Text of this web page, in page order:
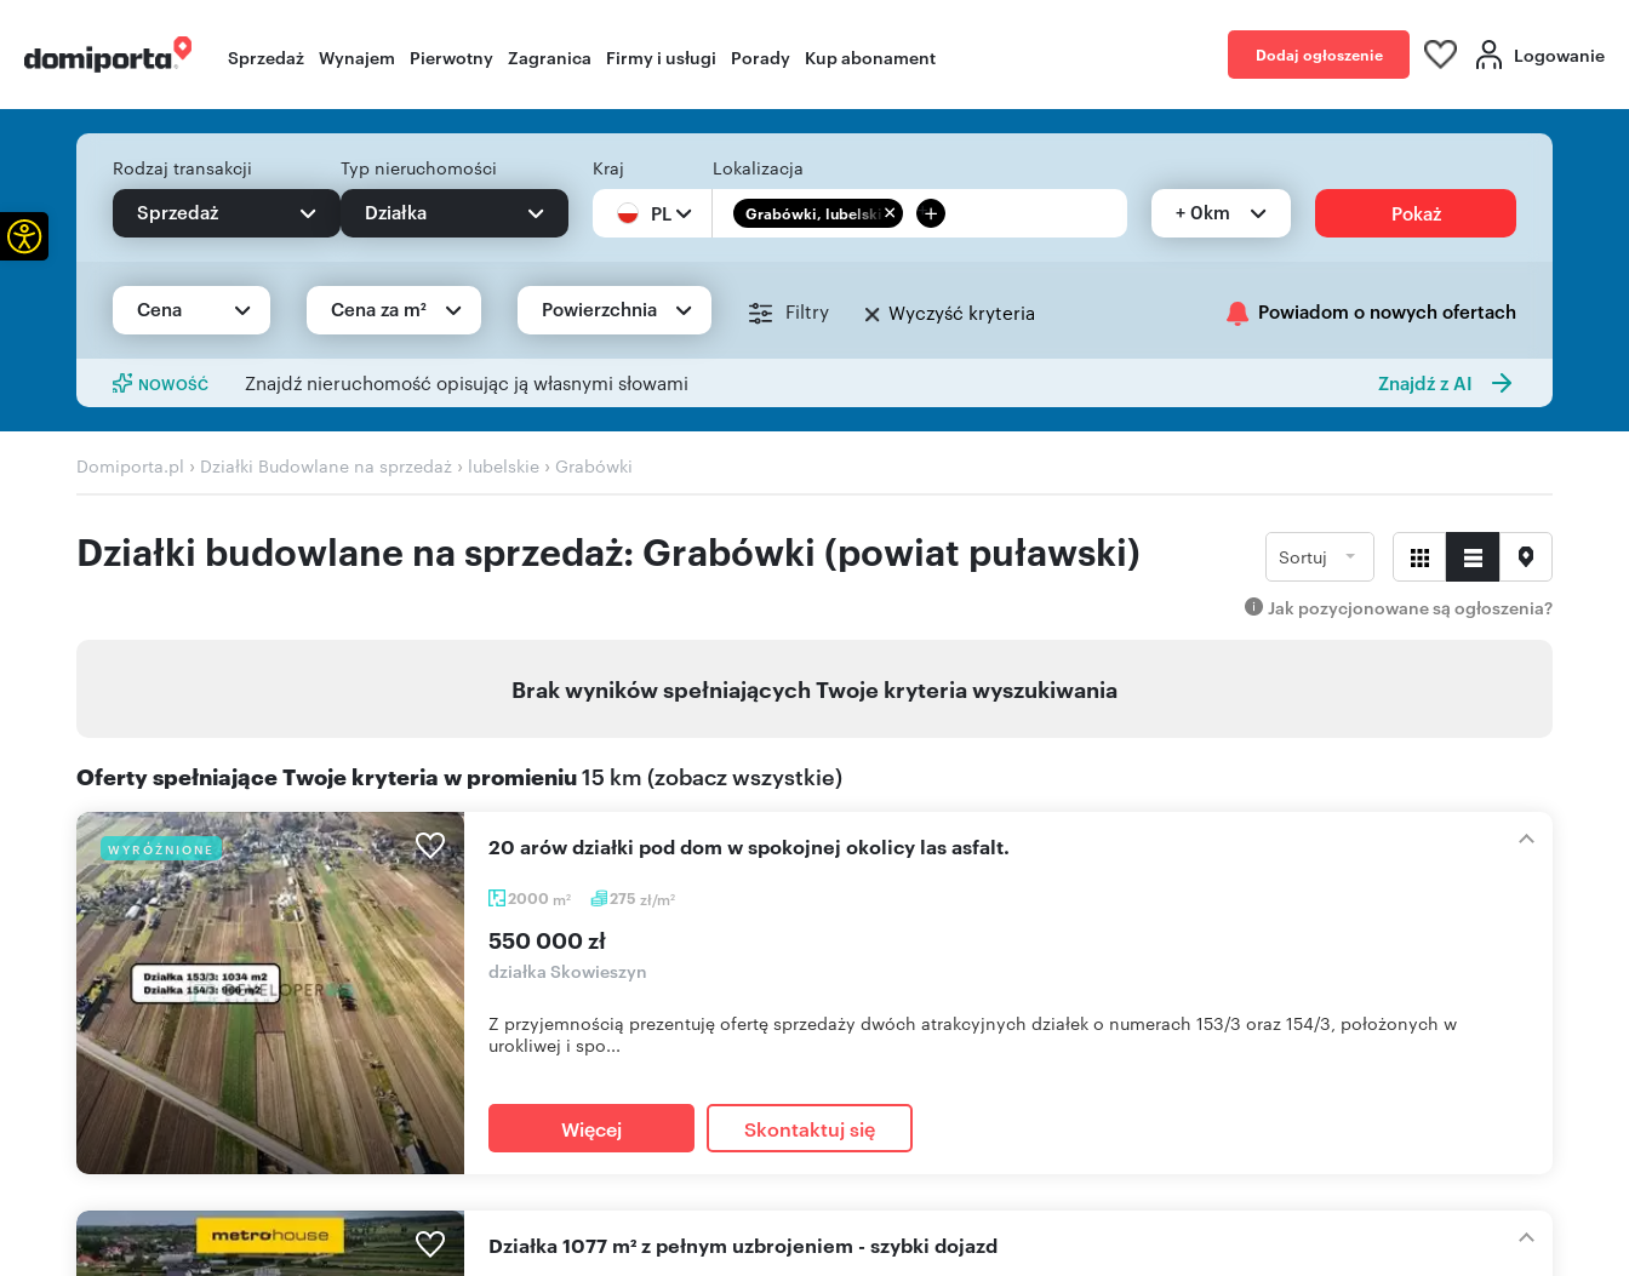
Sprzedaż Wynajem Pierwotny Zagranica Firmy i usługi Porady Kup abonament Dodaj ogłoszenie Logowanie
Rodzaj transakcji
Sprzedaż
Typ nieruchomości
Działka
Kraj
PL
Lokalizacja
Grabówki, lubelskie + + 0km Pokaż
Cena Cena za m² Powierzchnia Filtry Wyczyść kryteria Powiadom o nowych ofertach
NOWOŚĆ Znajdź nieruchomość opisując ją własnymi słowami Znajdź z AI
Domiporta.pl › Działki Budowlane na sprzedaż › lubelskie › Grabówki
Działki budowlane na sprzedaż: Grabówki (powiat puławski) Sortuj
Jak pozycjonowane są ogłoszenia?
Brak wyników spełniających Twoje kryteria wyszukiwania
Oferty spełniające Twoje kryteria w promieniu15 km (zobacz wszystkie)
WYRÓŻNIONE
2000 m2 275 zł/m2
20 arów działki pod dom w spokojnej okolicy las asfalt.
550 000 zł
działka Skowieszyn
Z przyjemnością prezentuję ofertę sprzedaży dwóch atrakcyjnych działek o numerach 153/3 oraz 154/3, położonych w
urokliwej i spo...
Więcej Skontaktuj się
Działka 1077 m² z pełnym uzbrojeniem - szybki dojazd
Otwórz pasek narzędzi